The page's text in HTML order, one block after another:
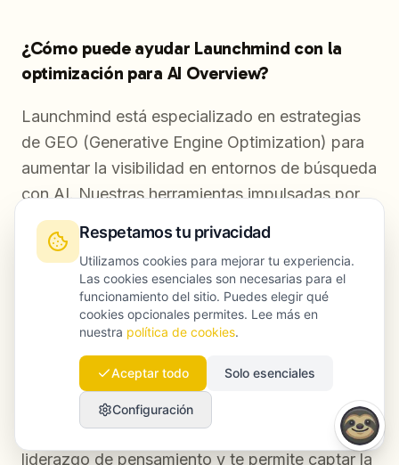
¿Cómo puede ayudar Launchmind con la
optimización para AI Overview?
Launchmind está especializado en estrategias
de GEO (Generative Engine Optimization) para
aumentar la visibilidad en entornos de búsqueda
con AI. Nuestras herramientas impulsadas por
AI ayudan a reestructurar contenido existente y
a crear nuevas piezas pensadas para destacar
en sistemas de búsqueda generativa.
¿Qué ventajas tiene aparecer en los
resultados de AI Overview?
Aparecer en AI Overview mejora la visibilidad
de marca, atrae tráfico cualificado, refuerza el
liderazgo de pensamiento y te permite captar la
Respetamos tu privacidad
Utilizamos cookies para mejorar tu experiencia.
Las cookies esenciales son necesarias para el
funcionamiento del sitio. Puedes elegir qué
cookies opcionales permites. Lee más en
nuestra política de cookies.
Aceptar todo Solo esenciales
Configuración